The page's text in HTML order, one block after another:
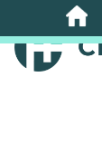
至
主